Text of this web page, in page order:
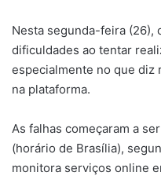
Nesta segunda-feira (26),
dificuldades ao tentar
especialmente no que diz
na plataforma.
As falhas começaram a
(horário de Brasília),
monitora serviços online